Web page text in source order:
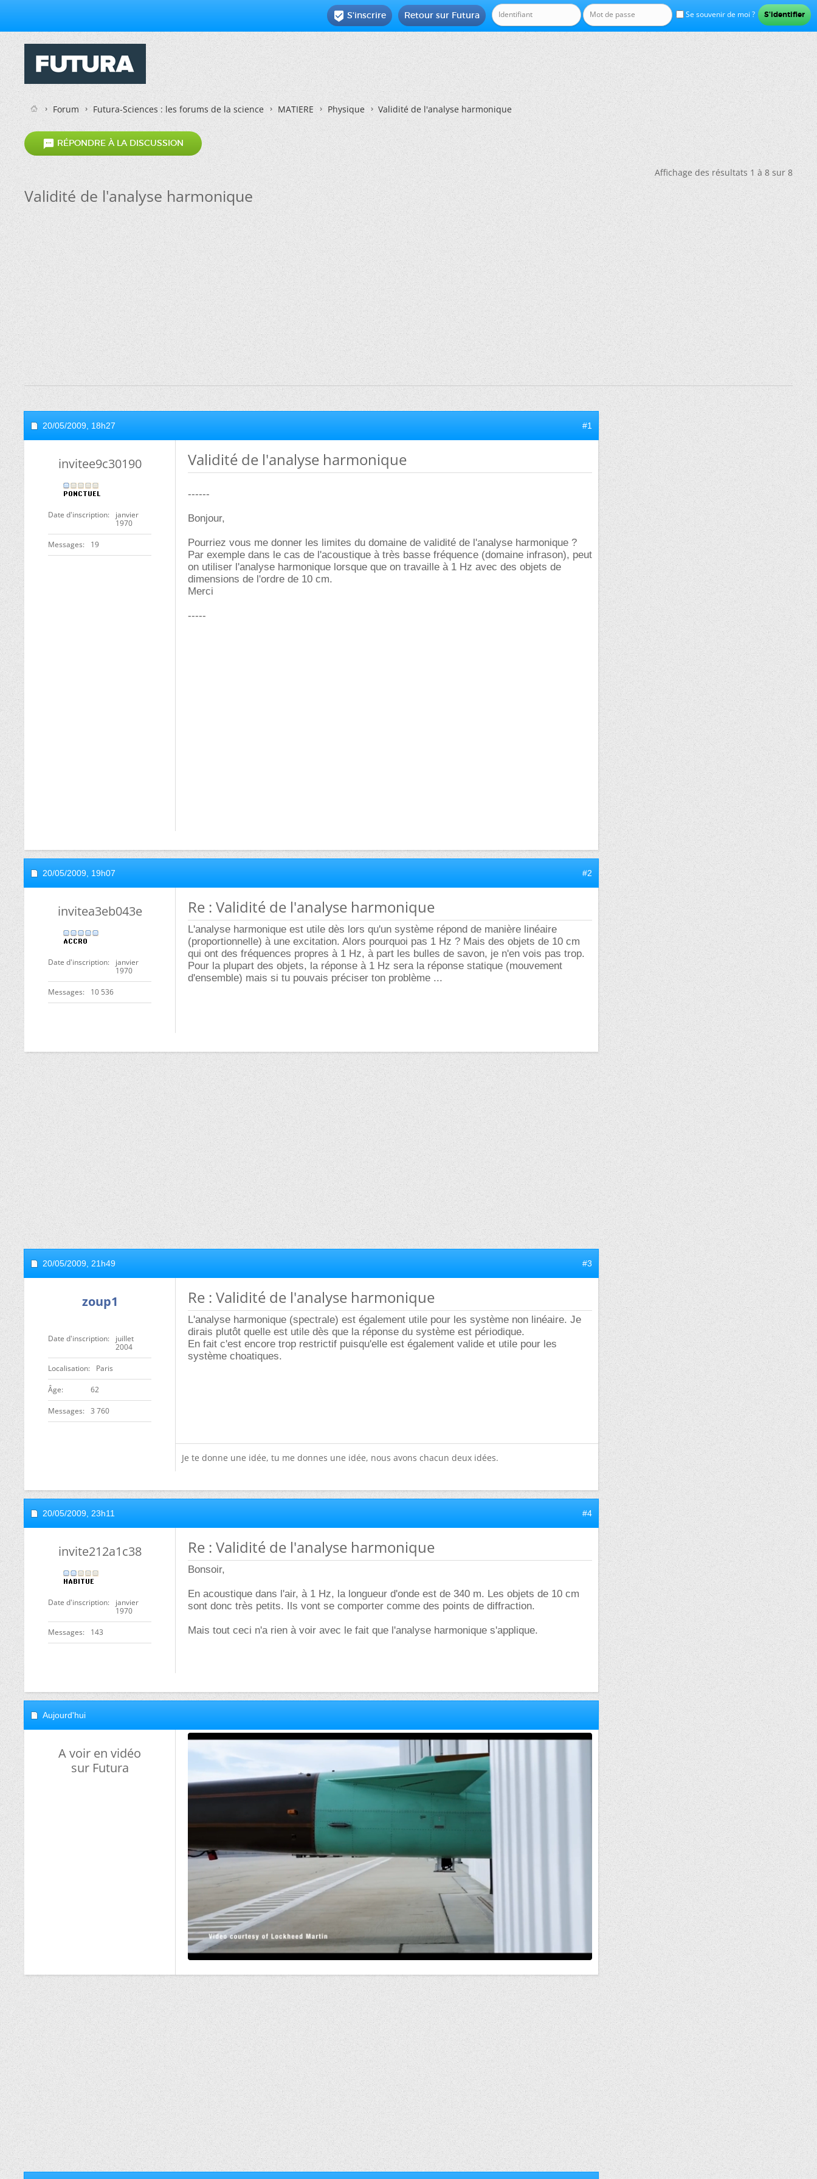
Se souvenir de moi ?
Retour sur Futura
 S'inscrire
Forum Futura-Sciences : les forums de la science MATIERE Physique Validité de l'analyse harmonique
 RÉPONDRE À LA DISCUSSION
Affichage des résultats 1 à 8 sur 8
Validité de l'analyse harmonique
20/05/2009, 18h27 #1
invitee9c30190
Date d'inscription
janvier
1970
Messages 19
Validité de l'analyse harmonique
------
Bonjour,
Pourriez vous me donner les limites du domaine de validité de l'analyse harmonique ?
Par exemple dans le cas de l'acoustique à très basse fréquence (domaine infrason), peut
on utiliser l'analyse harmonique lorsque que on travaille à 1 Hz avec des objets de
dimensions de l'ordre de 10 cm.
Merci
-----
20/05/2009, 19h07 #2
invitea3eb043e
Date d'inscription
janvier
1970
Messages 10 536
Re : Validité de l'analyse harmonique
L'analyse harmonique est utile dès lors qu'un système répond de manière linéaire
(proportionnelle) à une excitation. Alors pourquoi pas 1 Hz ? Mais des objets de 10 cm
qui ont des fréquences propres à 1 Hz, à part les bulles de savon, je n'en vois pas trop.
Pour la plupart des objets, la réponse à 1 Hz sera la réponse statique (mouvement
d'ensemble) mais si tu pouvais préciser ton problème ...
20/05/2009, 21h49 #3
zoup1
Date d'inscription
juillet
2004
Localisation Paris
ge 62
Messages 3 760
Re : Validité de l'analyse harmonique
L'analyse harmonique (spectrale) est également utile pour les système non linéaire. Je
dirais plutôt quelle est utile dès que la réponse du système est périodique.
En fait c'est encore trop restrictif puisqu'elle est également valide et utile pour les
système choatiques.
Je te donne une idée, tu me donnes une idée, nous avons chacun deux idées.
20/05/2009, 23h11 #4
invite212a1c38
Date d'inscription
janvier
1970
Messages 143
Re : Validité de l'analyse harmonique
Bonsoir,
En acoustique dans l'air, à 1 Hz, la longueur d'onde est de 340 m. Les objets de 10 cm
sont donc très petits. Ils vont se comporter comme des points de diffraction.
Mais tout ceci n'a rien à voir avec le fait que l'analyse harmonique s'applique.
Aujourd'hui
A voir en vidéo
sur Futura